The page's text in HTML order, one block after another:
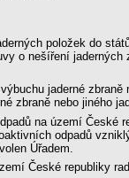
položek do
o nešíření
jaderné
zbraně nebo jiného
na území České
odpadů
Úřadem.
České republiky